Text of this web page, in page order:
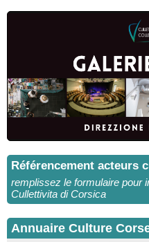
Référencement acteurs
remplissez le formulaire pour
Cullettivita di Corsica
Annuaire Culture